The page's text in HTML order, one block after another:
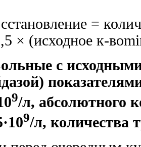
=
× (исходное к-
с
9/л, абсолютного
9/л, количества